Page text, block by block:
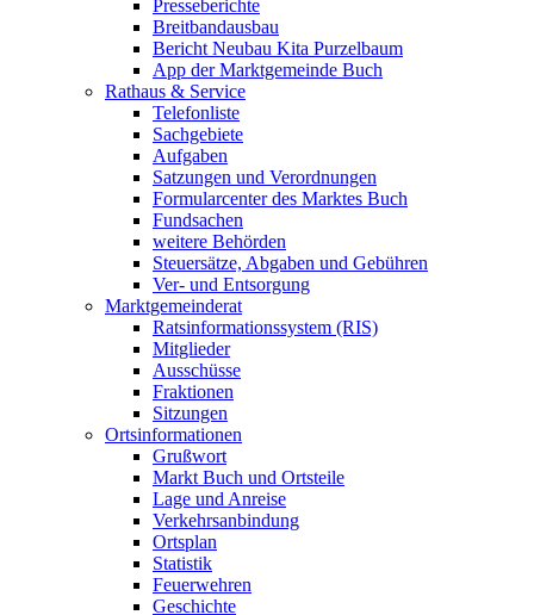
Presseberichte
Breitbandausbau
Bericht Neubau Kita Purzelbaum
App der Marktgemeinde Buch
Rathaus & Service
Telefonliste
Sachgebiete
Aufgaben
Satzungen und Verordnungen
Formularcenter des Marktes Buch
Fundsachen
weitere Behörden
Steuersätze, Abgaben und Gebühren
Ver- und Entsorgung
Marktgemeinderat
Ratsinformationssystem (RIS)
Mitglieder
Ausschüsse
Fraktionen
Sitzungen
Ortsinformationen
Grußwort
Markt Buch und Ortsteile
Lage und Anreise
Verkehrsanbindung
Ortsplan
Statistik
Feuerwehren
Geschichte